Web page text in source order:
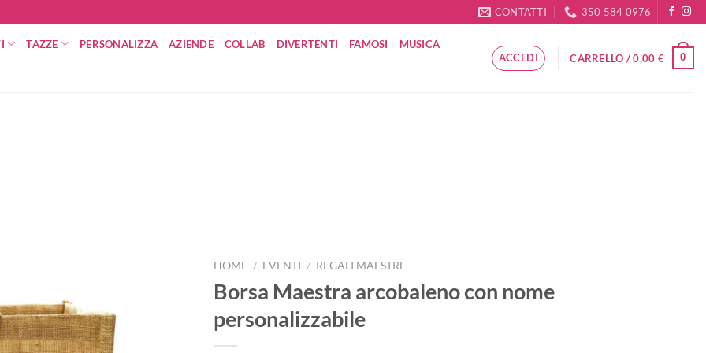
CONTATTI 350 584 0976
TAZZE PERSONALIZZA AZIENDE COLLAB DIVERTENTI FAMOSI MUSICA
ACCEDI CARRELLO /0,00 € 0
HOME / EVENTI / REGALI MAESTRE
Borsa Maestra arcobaleno con nome
personalizzabile